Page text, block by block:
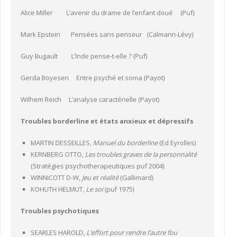
Alice Miller L’avenir du drame de l’enfant doué (Puf)
Mark Epstein Pensées sans penseur (Calmann-Lévy)
Guy Bugault L’Inde pense-t-elle ? (Puf)
Gerda Boyesen Entre psyché et soma (Payot)
Wilhem Reich L’analyse caractérielle (Payot)
Troubles borderline et états anxieux et dépressifs
MARTIN DESSEILLES, Manuel du borderline(Ed Eyrolles)
KERNBERG OTTO, Les troubles graves de la personnalité
(Stratégies psychotherapeutiques puf 2004)
WINNICOTT D-W, Jeu et réalité(Gallimard)
KOHUTH HELMUT, Le soi(puf 1975)
Troubles psychotiques
SEARLES HAROLD, L’effort pour rendre l’autre fou